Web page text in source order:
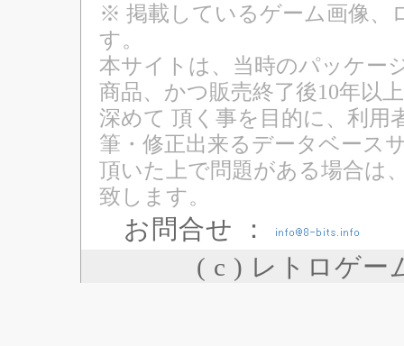
※ 掲載しているゲーム画像、
す。
本サイトは、当時のパッケー
商品、かつ販売終了後10年以
深めて 頂く事を目的に、利用
筆・修正出来るデータベース
頂いた上で問題がある場合は
致します。
お問合せ ：
( c ) レトロゲー